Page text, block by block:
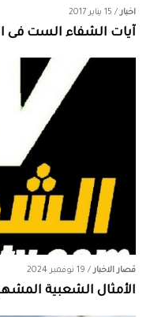
اخبار/ 15 يناير 2017
آيات الشفاء الست فى
قصار الاخبار/ 19 نوفمبر 2024
الأمثال الشعبية